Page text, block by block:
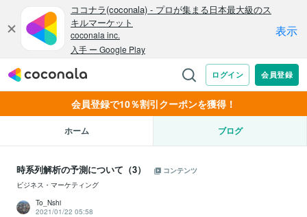
会員登録で10％割引クーポンを獲得！
ホーム ブログ
時系列解析の予測について（3）
コンテンツ
ビジネス・マーケティング
To_Nshi
2021/01/22 05:58